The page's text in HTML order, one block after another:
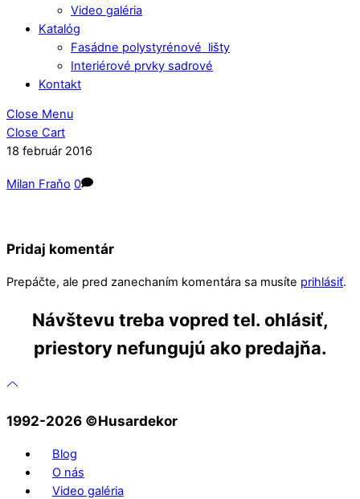
Video galéria
Katalóg
Fasádne polystyrénové lišty
Interiérové prvky sadrové
Kontakt
Close Menu
Close Cart
18 február 2016
Milan Fraňo 0
Pridaj komentár
Prepáčte, ale pred zanechaním komentára sa musíte prihlásiť.
Návštevu treba vopred tel. ohlásiť,
priestory nefungujú ako predajňa.
1992-2026 ©️Husardekor
Blog
O nás
Video galéria